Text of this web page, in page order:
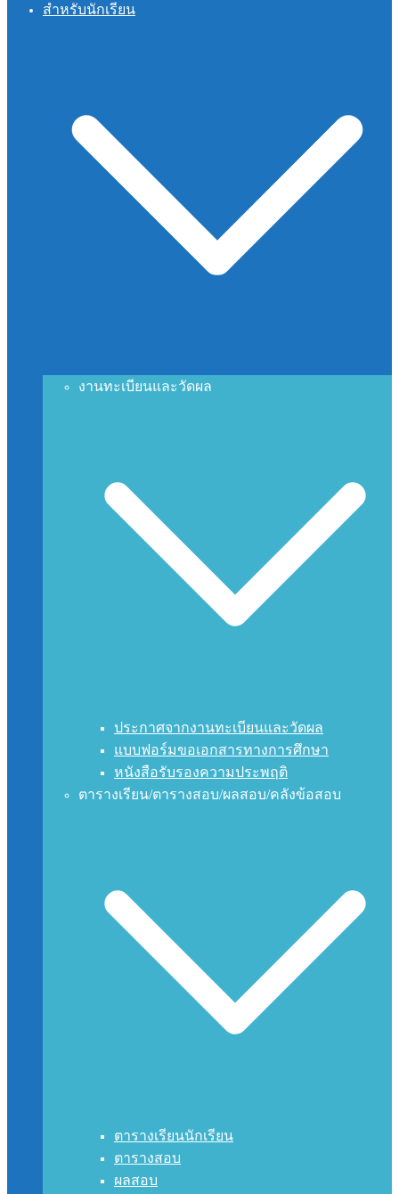
สำหรับนักเรียน
งานทะเบียนและวัดผล
ประกาศจากงานทะเบียนและวัดผล
แบบฟอร์มขอเอกสารทางการศึกษา
หนังสือรับรองความประพฤติ
ตารางเรียน/ตารางสอบ/ผลสอบ/คลังข้อสอบ
ตารางเรียนนักเรียน
ตารางสอบ
ผลสอบ